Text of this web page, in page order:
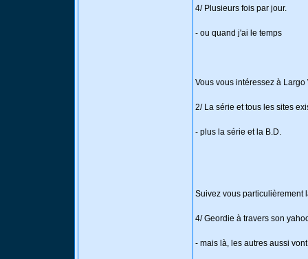
4/ Plusieurs fois par jour.
- ou quand j'ai le temps
Vous vous intéressez à Largo
2/ La série et tous les sites
- plus la série et la B.D.
Suivez vous particulièrement
4/ Geordie à travers son
- mais là, les autres aussi